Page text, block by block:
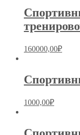
160000,00₽
1000,00₽